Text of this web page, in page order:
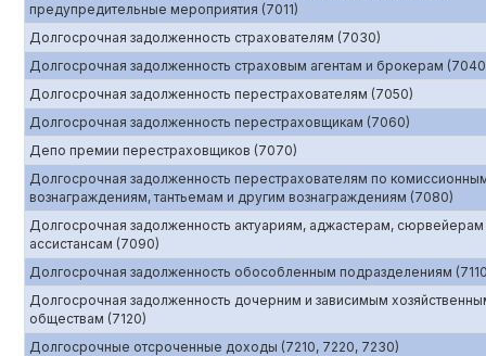
предупредительные мероприятия (7011)
Долгосрочная задолженность страхователям (7030)
Долгосрочная задолженность страховым агентам и брокерам
Долгосрочная задолженность перестрахователям (7050)
Долгосрочная задолженность перестраховщикам (7060)
Депо премии перестраховщиков (7070)
Долгосрочная задолженность перестрахователям по
вознаграждениям, тантьемам и другим вознаграждениям (7080)
Долгосрочная задолженность актуариям, аджастерам, сюрвейерам
ассистансам (7090)
Долгосрочная задолженность обособленным подразделениям
Долгосрочная задолженность дочерним и зависимым
обществам (7120)
Долгосрочные отсроченные доходы (7210, 7220, 7230)